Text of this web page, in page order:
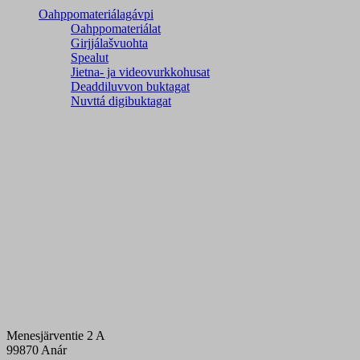
Oahppomateriálagávpi
Oahppomateriálat
Girjjálašvuohta
Spealut
Jietna- ja videovurkkohusat
Deaddiluvvon buktagat
Nuvttá digibuktagat
Menesjärventie 2 A
99870 Anár